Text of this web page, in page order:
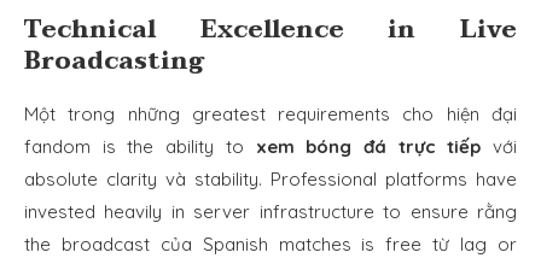
Technical Excellence in Live
Broadcasting
Một trong những greatest requirements cho hiện đại
fandom is the ability to xem bóng đá trực tiếp với
absolute clarity và stability. Professional platforms have
invested heavily in server infrastructure to ensure rằng
the broadcast của Spanish matches is free từ lag or